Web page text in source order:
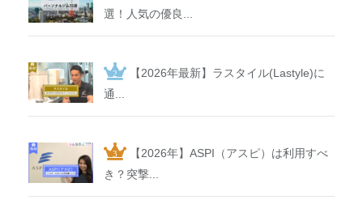
選！人気の優良...
【2026年最新】ラスタイル(Lastyle)に
通...
【2026年】ASPI（アスピ）は利用すべ
き？突撃...